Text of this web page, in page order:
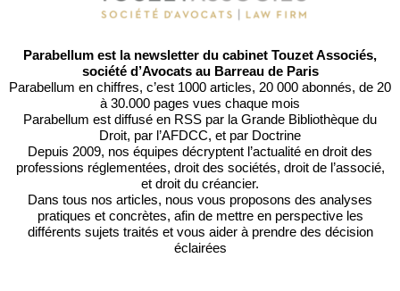
Parabellum est la newsletter du cabinet Touzet Associés,
société d’Avocats au Barreau de Paris
Parabellum en chiffres, c’est 1000 articles, 20 000 abonnés, de 20
à 30.000 pages vues chaque mois
Parabellum est diffusé en RSS par la Grande Bibliothèque du
Droit, par l’AFDCC, et par Doctrine
Depuis 2009, nos équipes décryptent l’actualité en droit des
professions réglementées, droit des sociétés, droit de l’associé,
et droit du créancier.
Dans tous nos articles, nous vous proposons des analyses
pratiques et concrètes, afin de mettre en perspective les
différents sujets traités et vous aider à prendre des décision
éclairées